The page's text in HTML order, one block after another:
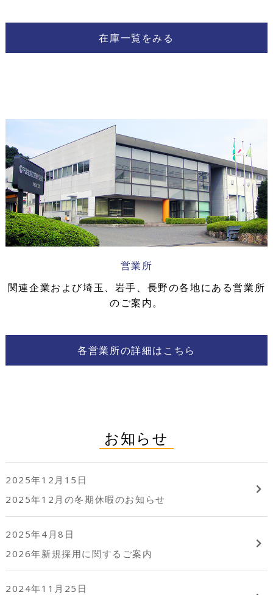
在庫一覧をみる
営業所
関連企業および埼玉、岩手、長野の各地にある営業所
のご案内。
各営業所の詳細はこちら
お知らせ
2025年12月15日
2025年12月の冬期休暇のお知らせ
2025年4月8日
2026年新規採用に関するご案内
2024年11月25日